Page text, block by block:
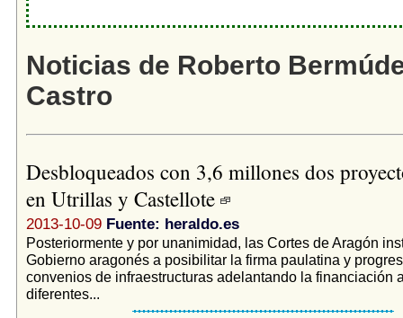
Noticias de Roberto
Castro
Desbloqueados con 3,6 millones dos
en Utrillas y Castellote
2013-10-09 Fuente: heraldo.es
Posteriormente y por unanimidad, las Cortes de Aragón
Gobierno aragonés a posibilitar la firma paulatina y
convenios de infraestructuras adelantando la financiación
diferentes...